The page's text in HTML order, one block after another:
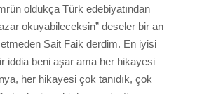
oldukça Türk edebiyatından
okuyabileceksin” deseler bir an
Sait Faik derdim. En iyisi
iddia beni aşar ama her hikayesi
her hikayesi çok tanıdık, çok